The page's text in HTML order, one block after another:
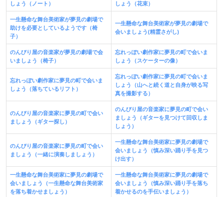
しょう（ノート）
しょう（花束）
一生懸命な舞台美術家が夢見の劇場で
助けを必要としているようです（椅
子）
一生懸命な舞台美術家が夢見の劇場で
会いましょう(精霊さがし)
のんびり屋の音楽家が夢見の劇場で会
いましょう（椅子）
忘れっぽい劇作家に夢見の町で会いま
しょう（スケーターの像）
忘れっぽい劇作家に夢見の町で会いま
しょう（落ちているリフト）
忘れっぽい劇作家に夢見の町で会いま
しょう（山へと続く道と自身が映る写
真を撮影する）
のんびり屋の音楽家に夢見の町で会い
ましょう（ギター探し）
のんびり屋の音楽家に夢見の町で会い
ましょう（ギターを見つけて回収しま
しょう）
のんびり屋の音楽家に夢見の町で会い
ましょう（一緒に演奏しましょう）
一生懸命な舞台美術家に夢見の劇場で
会いましょう（慎み深い踊り手を見つ
け出す）
一生懸命な舞台美術家に夢見の劇場で
会いましょう（一生懸命な舞台美術家
を落ち着かせましょう）
一生懸命な舞台美術家に夢見の劇場で
会いましょう（慎み深い踊り手を落ち
着かせるのを手伝いましょう）